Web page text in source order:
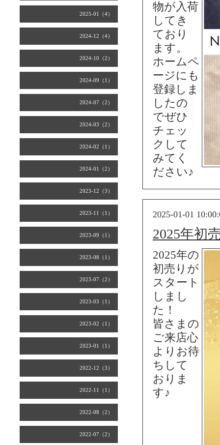
2025-01（4）
2024-12（4）
2024-10（2）
2024-09（1）
2024-07（2）
2024-03（2）
2024-02（1）
2024-01（2）
2023-12（3）
2023-11（1）
2023-09（1）
2023-08（1）
2023-07（2）
2023-03（1）
2023-02（1）
2023-01（1）
2022-12（3）
2022-11（1）
2022-08（2）
2022-07（2）
物が入荷
してき
ており
ます。
ホームペ
ージにも
登録しま
したの
でぜひ
チェッ
クして
みてく
ださい♪
2025-01-01
2025年初
2025年の
初売りが
スタート
しまし
た！
皆さまの
ご来店心
よりお待
ちして
おりま
す♪